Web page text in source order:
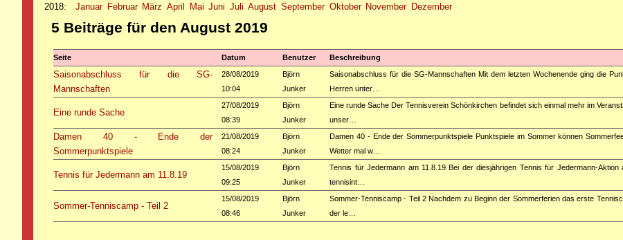
2018: Januar Februar März April Mai Juni Juli August September Oktober November Dezember
5 Beiträge für den August 2019
Seite Datum Benutzer Beschreibung
Saisonabschluss für die SG-
Mannschaften
28/08/2019
10:04
Björn
Junker
Saisonabschluss für die SG-Mannschaften Mit dem letzten Wochenende ging die
Herren unter…
Eine runde Sache
27/08/2019
08:39
Björn
Junker
Eine runde Sache Der Tennisverein Schönkirchen befindet sich einmal mehr im
unser…
Damen 40 - Ende der
Sommerpunktspiele
21/08/2019
08:24
Björn
Junker
Damen 40 - Ende der Sommerpunktspiele Punktspiele im Sommer können
Wetter mal w…
Tennis für Jedermann am 11.8.19
15/08/2019
09:25
Björn
Junker
Tennis für Jedermann am 11.8.19 Bei der diesjährigen Tennis für Jedermann-
tennisint…
Sommer-Tenniscamp - Teil 2
15/08/2019
08:46
Björn
Junker
Sommer-Tenniscamp - Teil 2 Nachdem zu Beginn der Sommerferien das erste
der le…